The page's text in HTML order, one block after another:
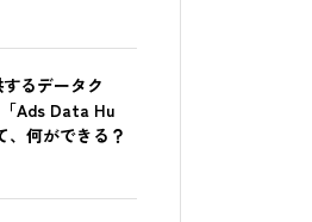
るデータク
Ads Data Hu
、何ができる？